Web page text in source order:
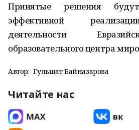
Принятые решения будут
эффективной
деятельности
образовательного центра
Автор: Гульшат Байназарова
Читайте нас